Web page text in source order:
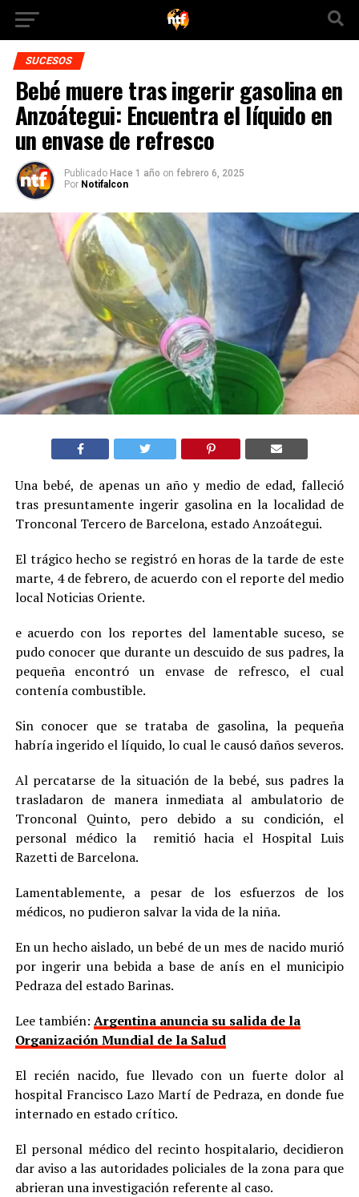
SUCESOS
Bebé muere tras ingerir gasolina en
Anzoátegui: Encuentra el líquido en
un envase de refresco
Publicado Hace 1 año on febrero 6, 2025
Por Notifalcon
Una bebé, de apenas un año y medio de edad, falleció
tras presuntamente ingerir gasolina en la localidad de
Tronconal Tercero de Barcelona, estado Anzoátegui.
El trágico hecho se registró en horas de la tarde de este
marte, 4 de febrero, de acuerdo con el reporte del medio
local Noticias Oriente.
e acuerdo con los reportes del lamentable suceso, se
pudo conocer que durante un descuido de sus padres, la
pequeña encontró un envase de refresco, el cual
contenía combustible.
Sin conocer que se trataba de gasolina, la pequeña
habría ingerido el líquido, lo cual le causó daños severos.
Al percatarse de la situación de la bebé, sus padres la
trasladaron de manera inmediata al ambulatorio de
Tronconal Quinto, pero debido a su condición, el
personal médico la remitió hacia el Hospital Luis
Razetti de Barcelona.
Lamentablemente, a pesar de los esfuerzos de los
médicos, no pudieron salvar la vida de la niña.
En un hecho aislado, un bebé de un mes de nacido murió
por ingerir una bebida a base de anís en el municipio
Pedraza del estado Barinas.
Lee también: Argentina anuncia su salida de la
Organización Mundial de la Salud
El recién nacido, fue llevado con un fuerte dolor al
hospital Francisco Lazo Martí de Pedraza, en donde fue
internado en estado crítico.
El personal médico del recinto hospitalario, decidieron
dar aviso a las autoridades policiales de la zona para que
abrieran una investigación referente al caso.